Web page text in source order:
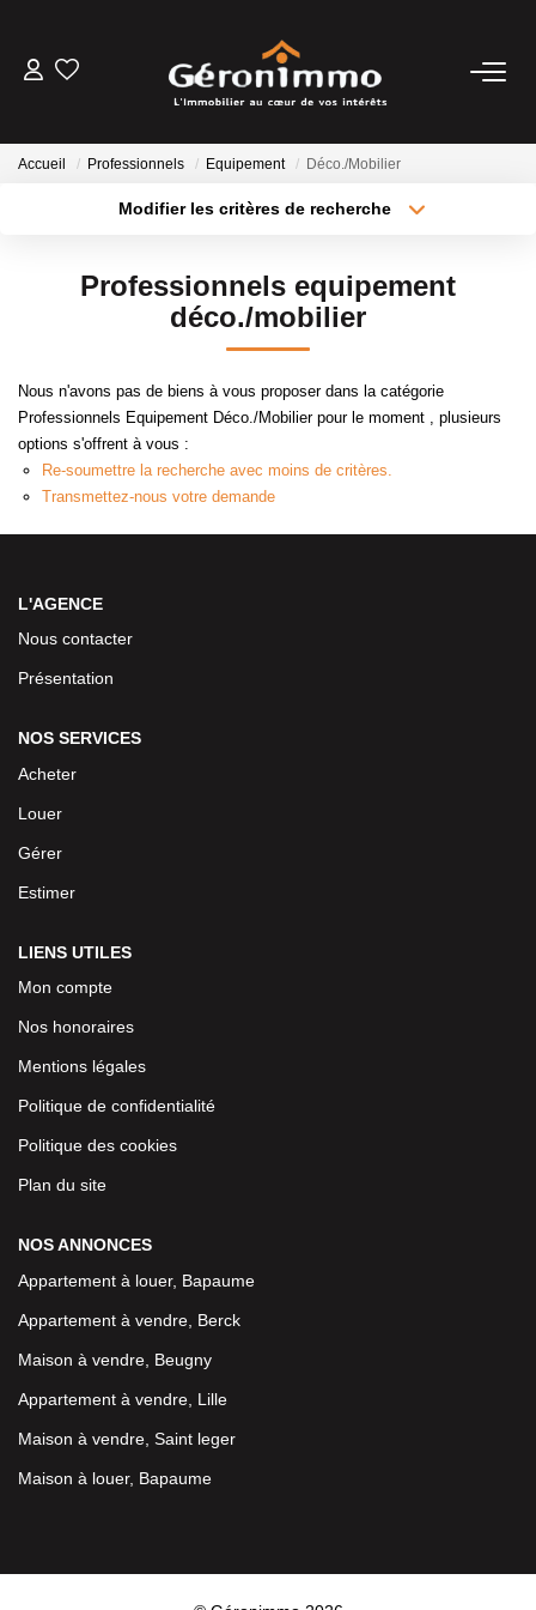
NOTRE AGENCE
CONTACT
Accueil Professionnels Equipement Déco./Mobilier
Modifier les critères de recherche
Type de bien
Surface min
Créer une alerte
Professionnels equipement
déco./mobilier
Nous n'avons pas de biens à vous proposer dans la catégorie
Professionnels Equipement Déco./Mobilier pour le moment , plusieurs
options s'offrent à vous :
Re-soumettre la recherche avec moins de critères.
Transmettez-nous votre demande
L'AGENCE
Nous contacter
Présentation
NOS SERVICES
Acheter
Louer
Gérer
Estimer
LIENS UTILES
Mon compte
Nos honoraires
Mentions légales
Politique de confidentialité
Politique des cookies
Plan du site
NOS ANNONCES
Appartement à louer, Bapaume
Appartement à vendre, Berck
Maison à vendre, Beugny
Appartement à vendre, Lille
Maison à vendre, Saint leger
Maison à louer, Bapaume